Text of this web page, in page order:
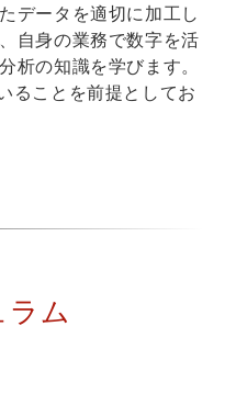
データを適切に加工し
自身の業務で数字を活
析の知識を学びます。
ることを前提としてお
ム